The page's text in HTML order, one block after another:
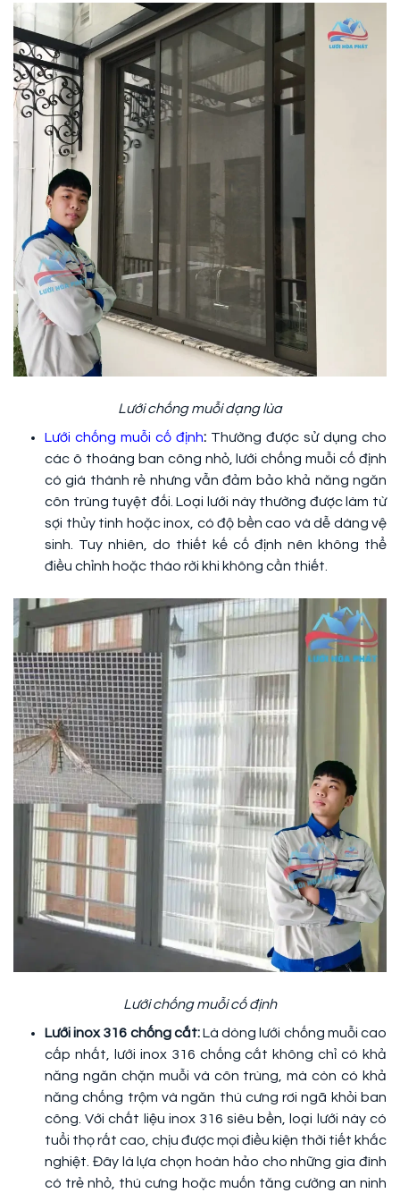
Lưới chống muỗi dạng lùa
Lưới chống muỗi cố định: Thường được sử dụng cho
các ô thoáng ban công nhỏ, lưới chống muỗi cố định
có giá thành rẻ nhưng vẫn đảm bảo khả năng ngăn
côn trùng tuyệt đối. Loại lưới này thường được làm từ
sợi thủy tinh hoặc inox, có độ bền cao và dễ dàng vệ
sinh. Tuy nhiên, do thiết kế cố định nên không thể
điều chỉnh hoặc tháo rời khi không cần thiết.
Lưới chống muỗi cố định
Lưới inox 316 chống cắt:Là dòng lưới chống muỗi cao
cấp nhất, lưới inox 316 chống cắt không chỉ có khả
năng ngăn chặn muỗi và côn trùng, mà còn có khả
năng chống trộm và ngăn thú cưng rơi ngã khỏi ban
công. Với chất liệu inox 316 siêu bền, loại lưới này có
tuổi thọ rất cao, chịu được mọi điều kiện thời tiết khắc
nghiệt. Đây là lựa chọn hoàn hảo cho những gia đình
có trẻ nhỏ, thú cưng hoặc muốn tăng cường an ninh